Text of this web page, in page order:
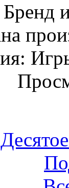
Бренд